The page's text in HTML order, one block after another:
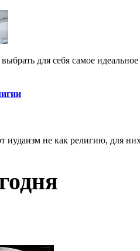
для себя самое
иудаизм не как религию, для